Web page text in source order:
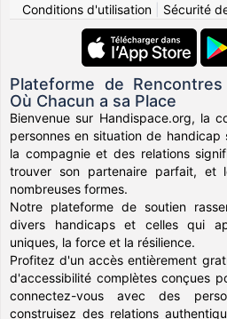
Conditions d'utilisation| Sécurité
Plateforme de
Où Chacun a sa Place
Bienvenue sur Handispace.org, la
personnes en situation de
la compagnie et des relations
trouver son partenaire parfait, et
nombreuses formes.
Notre plateforme de soutien
divers handicaps et celles qui
uniques, la force et la résilience.
Profitez d'un accès entièrement
d'accessibilité complètes conçues
connectez-vous avec des
construisez des relations